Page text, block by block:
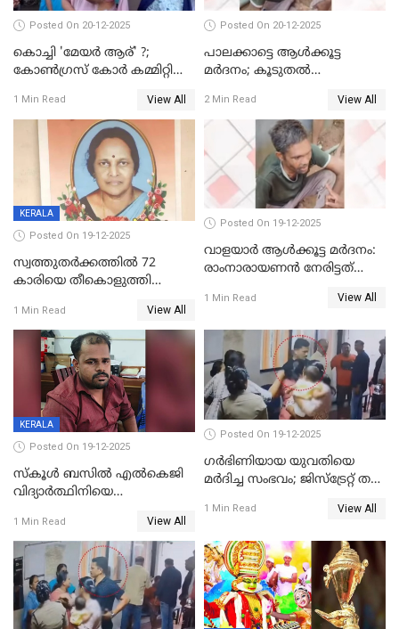
Posted On 20-12-2025
കൊച്ചി 'മേയർ ആര്' ?;
കോണ്‍ഗ്രസ് കോര്‍ കമ്മിറ്റി
1 Min Read View All
Posted On 20-12-2025
പാലക്കാട്ടെ ആള്‍ക്കൂട്ട
മര്‍ദനം; കൂടുതല്‍
അംഗ സംഘമെന്ന് വിവരം
2 Min Read View All
KERALA
Posted On 19-12-2025
സ്വത്തുതര്‍ക്കത്തില്‍ 72
കാരിയെ തീകൊളുത്തി
ക്രൂരകൊലപാതകത്തില്‍
സഹോദരിപുത്രന് ജീവപര്യന്തം
1 Min Read View All
Posted On 19-12-2025
വാളയാർ ആൾക്കൂട്ട മർദനം:
രാംനാരായണൻ നേരിട്ടത്
നാൽപ്പതിലേറെ
റിപ്പോർട്ട്
1 Min Read View All
KERALA
Posted On 19-12-2025
സ്കൂൾ ബസിൽ എൽകെജി
വിദ്യാര്‍ത്ഥിനിയെ
ക്ലീനര്‍ പിടിയിൽ
1 Min Read View All
Posted On 19-12-2025
ഗര്‍ഭിണിയായ യുവതിയെ
മര്‍ദിച്ച സംഭവം; ജിസ്‌ട്രേറ്റ് തല
യുവതി
1 Min Read View All